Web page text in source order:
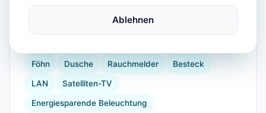
Backofen Toaster Internet Radio
Bügelbrett Allergikerfreundlich
Föhn Dusche Rauchmelder Besteck
LAN Satelliten-TV
Energiesparende Beleuchtung
Ablehnen